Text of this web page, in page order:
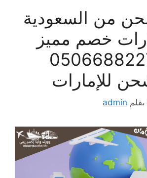
من السعودية
خصم مميز
30% |
للإمارات
بقلم admin